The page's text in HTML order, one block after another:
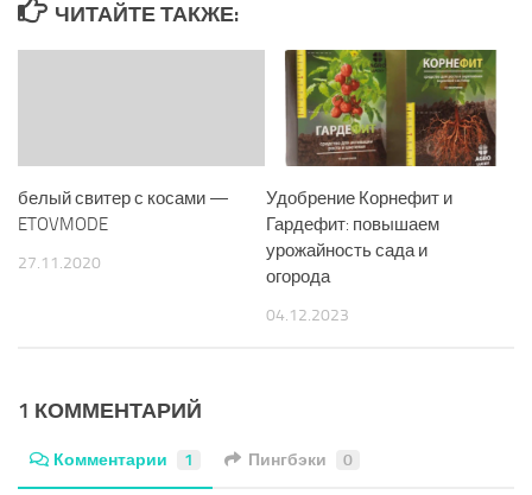
ЧИТАЙТЕ ТАКЖЕ:
белый свитер с косами —
ETOVMODE
27.11.2020
Удобрение Корнефит и
Гардефит: повышаем
урожайность сада и
огорода
04.12.2023
1 КОММЕНТАРИЙ
Комментарии 1 Пингбэки 0